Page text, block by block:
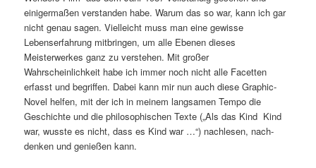
einigermaßen verstanden habe. Warum das so war, kann ich gar
nicht genau sagen. Vielleicht muss man eine gewisse
Lebenserfahrung mitbringen, um alle Ebenen dieses
Meisterwerkes ganz zu verstehen. Mit großer
Wahrscheinlichkeit habe ich immer noch nicht alle Facetten
erfasst und begriffen. Dabei kann mir nun auch diese Graphic-
Novel helfen, mit der ich in meinem langsamen Tempo die
Geschichte und die philosophischen Texte („Als das Kind Kind
war, wusste es nicht, dass es Kind war …“) nachlesen, nach-
denken und genießen kann.